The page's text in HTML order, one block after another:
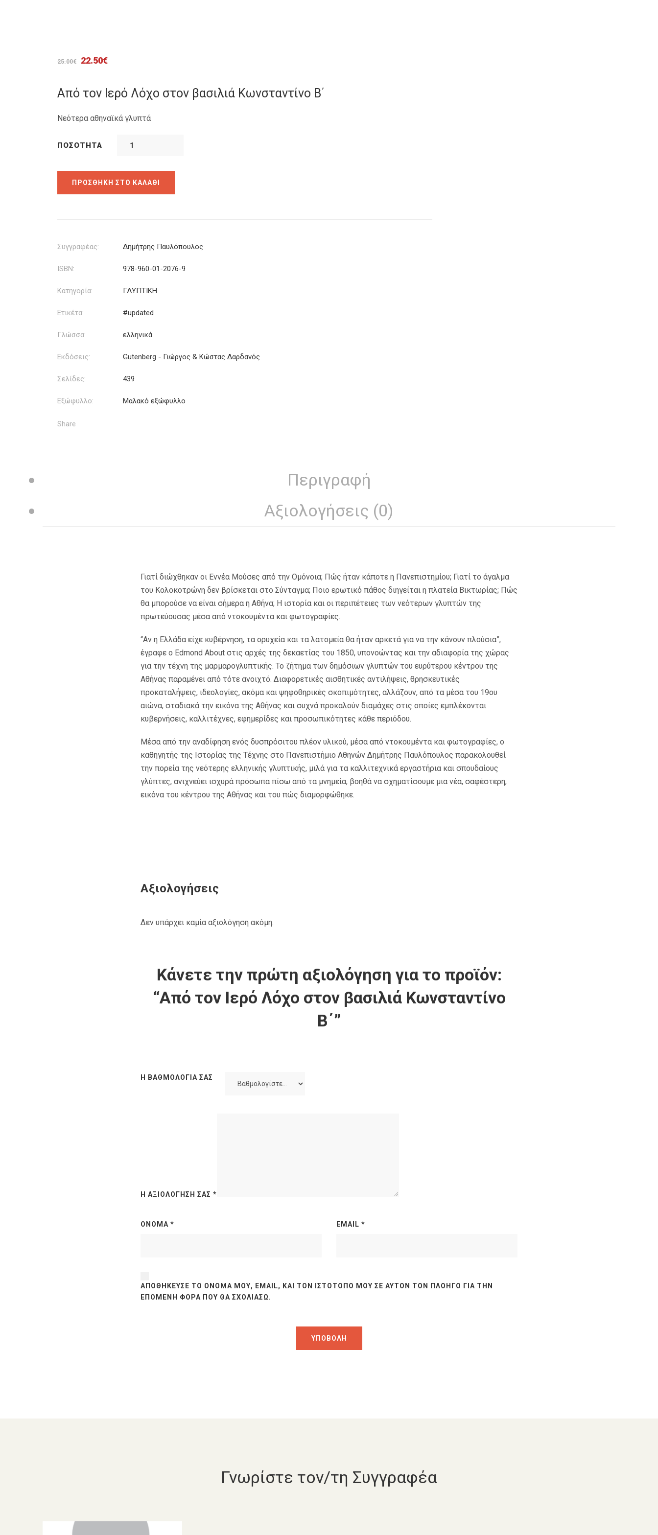
25.00€
Original
25.00€.
22.50€Η
τιμή
είναι:
22.50€.
Από τον Ιερό Λόχο στον βασιλιά Κωνσταντίνο Β΄
Νεότερα αθηναϊκά γλυπτά
ΠΟΣΌΤΗΤΑ
ΠΡΟΣΘΉΚΗ ΣΤΟ ΚΑΛΆΘΙ
Συγγραφέας: Δημήτρης Παυλόπουλος
ISBN: 978-960-01-2076-9
Κατηγορία: ΓΛΥΠΤΙΚΗ
Ετικέτα: #updated
Γλώσσα: ελληνικά
Εκδόσεις: Gutenberg - Γιώργος & Κώστας Δαρδανός
Σελίδες: 439
Εξώφυλλο: Μαλακό εξώφυλλο
Share
Περιγραφή
Αξιολογήσεις (0)
Γιατί διώχθηκαν οι Εννέα Μούσες από την Ομόνοια; Πώς ήταν κάποτε η Πανεπιστημίου; Γιατί το άγαλμα
του Κολοκοτρώνη δεν βρίσκεται στο Σύνταγμα; Ποιο ερωτικό πάθος διηγείται η πλατεία Βικτωρίας; Πώς
θα μπορούσε να είναι σήμερα η Αθήνα; Η ιστορία και οι περιπέτειες των νεότερων γλυπτών της
πρωτεύουσας μέσα από ντοκουμέντα και φωτογραφίες.
“Αν η Ελλάδα είχε κυβέρνηση, τα ορυχεία και τα λατομεία θα ήταν αρκετά για να την κάνουν πλούσια”,
έγραφε ο Edmond About στις αρχές της δεκαετίας του 1850, υπονοώντας και την αδιαφορία της χώρας
για την τέχνη της μαρμαρογλυπτικής. Το ζήτημα των δημόσιων γλυπτών του ευρύτερου κέντρου της
Αθήνας παραμένει από τότε ανοιχτό. Διαφορετικές αισθητικές αντιλήψεις, θρησκευτικές
προκαταλήψεις, ιδεολογίες, ακόμα και ψηφοθηρικές σκοπιμότητες, αλλάζουν, από τα μέσα του 19ου
αιώνα, σταδιακά την εικόνα της Αθήνας και συχνά προκαλούν διαμάχες στις οποίες εμπλέκονται
κυβερνήσεις, καλλιτέχνες, εφημερίδες και προσωπικότητες κάθε περιόδου.
Μέσα από την αναδίφηση ενός δυσπρόσιτου πλέον υλικού, μέσα από ντοκουμέντα και φωτογραφίες, ο
καθηγητής της Ιστορίας της Τέχνης στο Πανεπιστήμιο Αθηνών Δημήτρης Παυλόπουλος παρακολουθεί
την πορεία της νεότερης ελληνικής γλυπτικής, μιλά για τα καλλιτεχνικά εργαστήρια και σπουδαίους
γλύπτες, ανιχνεύει ισχυρά πρόσωπα πίσω από τα μνημεία, βοηθά να σχηματίσουμε μια νέα, σαφέστερη,
εικόνα του κέντρου της Αθήνας και του πώς διαμορφώθηκε.
Αξιολογήσεις
Δεν υπάρχει καμία αξιολόγηση ακόμη.
Κάνετε την πρώτη αξιολόγηση για το προϊόν:
“Από τον Ιερό Λόχο στον βασιλιά Κωνσταντίνο
Β΄”
Η ΒΑΘΜΟΛΟΓΊΑ ΣΑΣ
Η ΑΞΙΟΛΌΓΗΣΉ ΣΑΣ *
ΌΝΟΜΑ * EMAIL *
ΑΠΟΘΉΚΕΥΣΕ ΤΟ ΌΝΟΜΆ ΜΟΥ, EMAIL, ΚΑΙ ΤΟΝ ΙΣΤΌΤΟΠΟ ΜΟΥ ΣΕ ΑΥΤΌΝ ΤΟΝ ΠΛΟΗΓΌ ΓΙΑ ΤΗΝ
ΕΠΌΜΕΝΗ ΦΟΡΆ ΠΟΥ ΘΑ ΣΧΟΛΙΆΣΩ.
Γνωρίστε τον/τη Συγγραφέα